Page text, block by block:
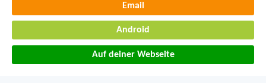
Email
Android
Auf deiner Webseite